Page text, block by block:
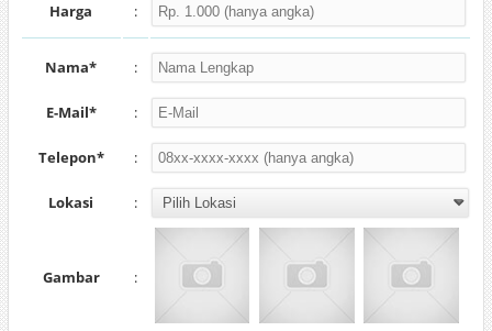
Harga :
Nama* :
E-Mail* :
Telepon* :
Lokasi :
Gambar :